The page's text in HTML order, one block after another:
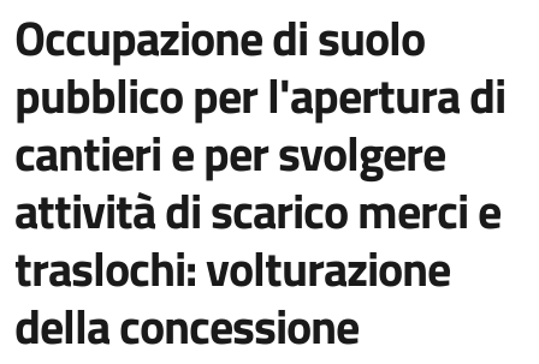
Occupazione di suolo
pubblico per l'apertura di
cantieri e per svolgere
attività di scarico merci e
traslochi: volturazione
della concessione